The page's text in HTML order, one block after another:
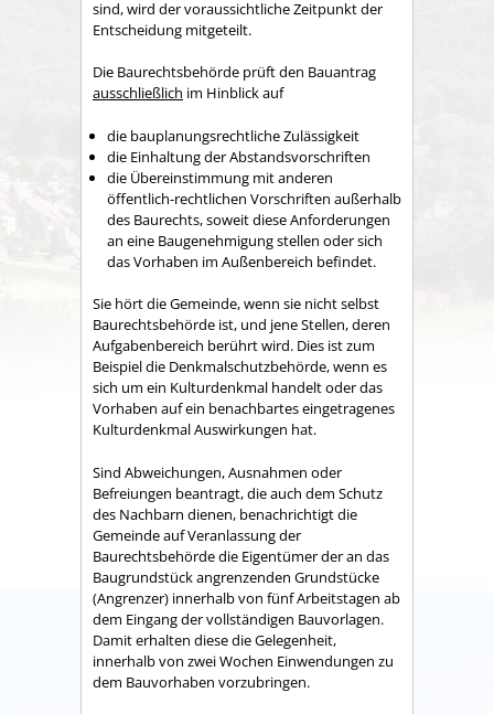
sind, wird der voraussichtliche Zeitpunkt der
Entscheidung mitgeteilt.
Die Baurechtsbehörde prüft den Bauantrag
ausschließlich im Hinblick auf
die bauplanungsrechtliche Zulässigkeit
die Einhaltung der Abstandsvorschriften
die Übereinstimmung mit anderen
öffentlich-rechtlichen Vorschriften außerhalb
des Baurechts, soweit diese Anforderungen
an eine Baugenehmigung stellen oder sich
das Vorhaben im Außenbereich befindet.
Sie hört die Gemeinde, wenn sie nicht selbst
Baurechtsbehörde ist, und jene Stellen, deren
Aufgabenbereich berührt wird. Dies ist zum
Beispiel die Denkmalschutzbehörde, wenn es
sich um ein Kulturdenkmal handelt oder das
Vorhaben auf ein benachbartes eingetragenes
Kulturdenkmal Auswirkungen hat.
Sind Abweichungen, Ausnahmen oder
Befreiungen beantragt, die auch dem Schutz
des Nachbarn dienen, benachrichtigt die
Gemeinde auf Veranlassung der
Baurechtsbehörde die Eigentümer der an das
Baugrundstück angrenzenden Grundstücke
(Angrenzer) innerhalb von fünf Arbeitstagen ab
dem Eingang der vollständigen Bauvorlagen.
Damit erhalten diese die Gelegenheit,
innerhalb von zwei Wochen Einwendungen zu
dem Bauvorhaben vorzubringen.